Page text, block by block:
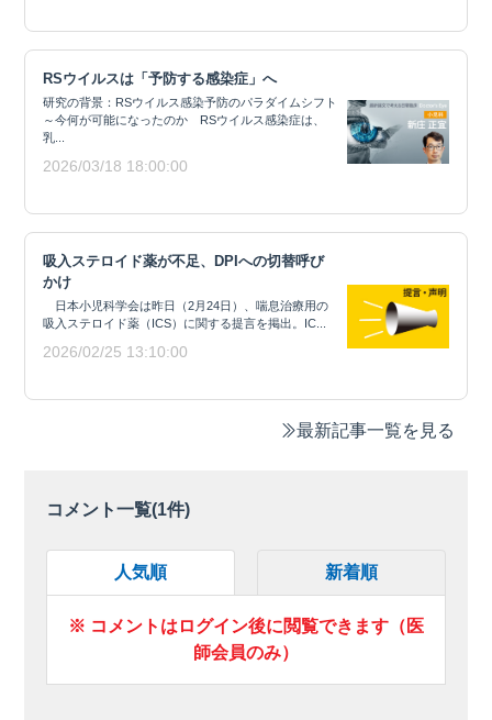
RSウイルスは「予防する感染症」へ
研究の背景：RSウイルス感染予防のパラダイムシフト
～今何が可能になったのか RSウイルス感染症は、
乳...
2026/03/18 18:00:00
吸入ステロイド薬が不足、DPIへの切替呼び
かけ
日本小児科学会は昨日（2月24日）、喘息治療用の
吸入ステロイド薬（ICS）に関する提言を掲出。IC...
2026/02/25 13:10:00
最新記事一覧を見る
コメント一覧(1件)
人気順 新着順
※ コメントはログイン後に閲覧できます（医
師会員のみ）